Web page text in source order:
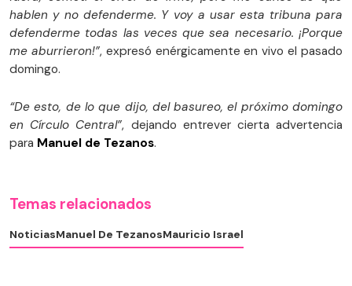
hablen y no defenderme. Y voy a usar esta tribuna para
defenderme todas las veces que sea necesario. ¡Porque
me aburrieron!”, expresó enérgicamente en vivo el pasado
domingo.
“De esto, de lo que dijo, del basureo, el próximo domingo
en Círculo Central”, dejando entrever cierta advertencia
para Manuel de Tezanos.
Temas relacionados
NoticiasManuel De TezanosMauricio Israel